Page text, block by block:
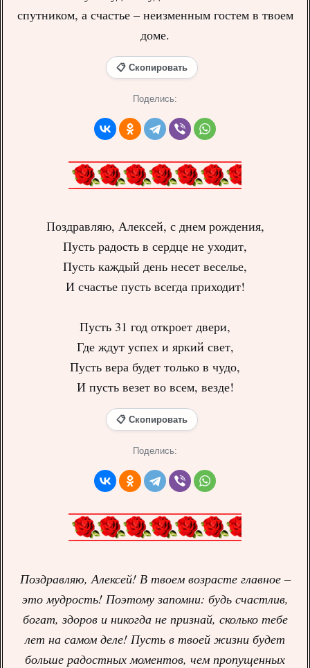
спутником, а счастье – неизменным гостем в твоем
доме.
📋 Скопировать
Поделись:
Поздравляю, Алексей, с днем рождения,
Пусть радость в сердце не уходит,
Пусть каждый день несет веселье,
И счастье пусть всегда приходит!
Пусть 31 год откроет двери,
Где ждут успех и яркий свет,
Пусть вера будет только в чудо,
И пусть везет во всем, везде!
📋 Скопировать
Поделись:
Поздравляю, Алексей! В твоем возрасте главное –
это мудрость! Поэтому запомни: будь счастлив,
богат, здоров и никогда не признай, сколько тебе
лет на самом деле! Пусть в твоей жизни будет
больше радостных моментов, чем пропущенных